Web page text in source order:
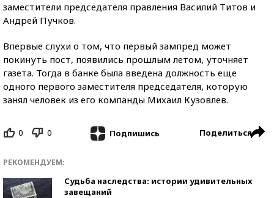
заместители председателя правления Василий Титов и
Андрей Пучков.
Впервые слухи о том, что первый зампред может
покинуть пост, появились прошлым летом, уточняет
газета. Тогда в банке была введена должность еще
одного первого заместителя председателя, которую
занял человек из его компанды Михаил Кузовлев.
0 0 Подпишись Поделиться
РЕКОМЕНДУЕМ:
Судьба наследства: истории удивительных
завещаний